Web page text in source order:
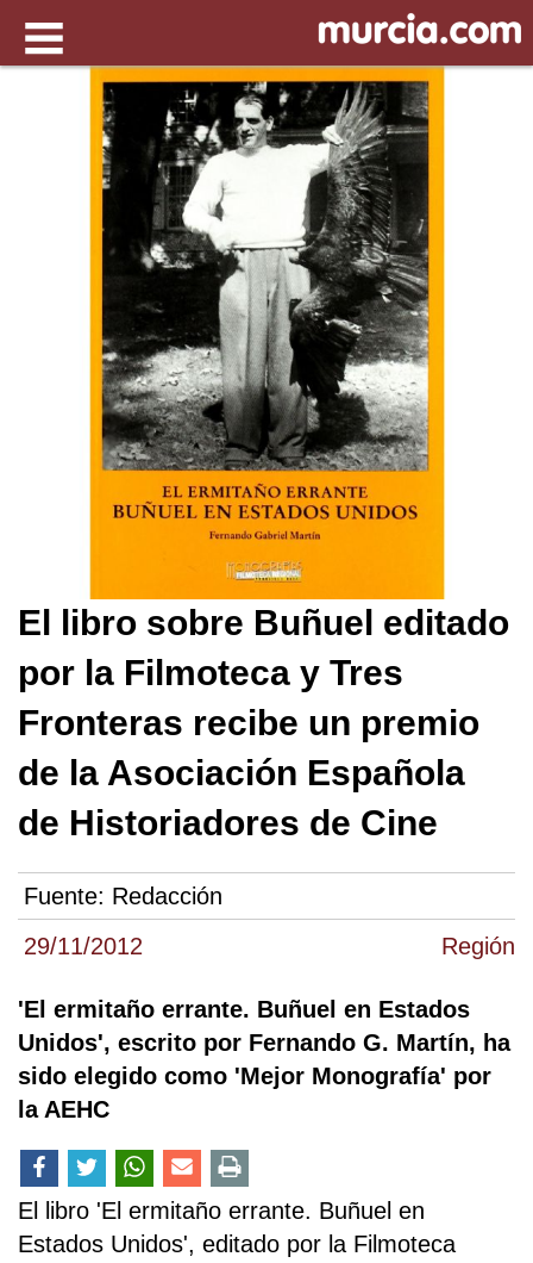
29/11/2012 Región
El libro sobre Buñuel editado
por la Filmoteca y Tres
Fronteras recibe un premio
de la Asociación Española
de Historiadores de Cine
Fuente: Redacción
'El ermitaño errante. Buñuel en Estados
Unidos', escrito por Fernando G. Martín, ha
sido elegido como 'Mejor Monografía' por
la AEHC
El libro 'El ermitaño errante. Buñuel en
Estados Unidos', editado por la Filmoteca